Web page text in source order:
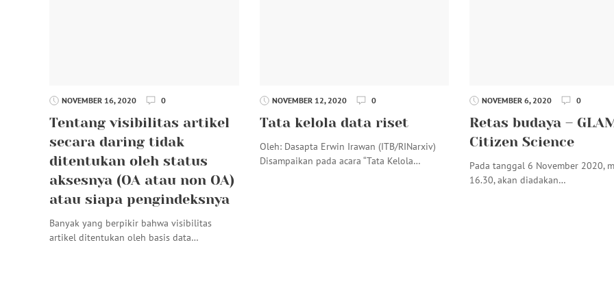
NOVEMBER 16, 2020 0
Tentang visibilitas artikel
secara daring tidak
ditentukan oleh status
aksesnya (OA atau non OA)
atau siapa pengindeksnya
Banyak yang berpikir bahwa visibilitas
artikel ditentukan oleh basis data…
NOVEMBER 12, 2020 0
Tata kelola data riset
Oleh: Dasapta Erwin Irawan (ITB/RINarxiv)
Disampaikan pada acara “Tata Kelola…
NOVEMBER 6, 2020 0
Retas budaya –
Citizen Science
Pada tanggal 6 November 2020,
16.30, akan diadakan…